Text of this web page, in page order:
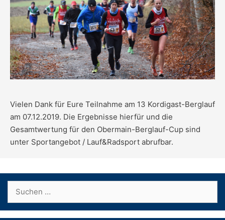
Vielen Dank für Eure Teilnahme am 13 Kordigast-Berglauf
am 07.12.2019. Die Ergebnisse hierfür und die
Gesamtwertung für den Obermain-Berglauf-Cup sind
unter Sportangebot / Lauf&Radsport abrufbar.
Suchen